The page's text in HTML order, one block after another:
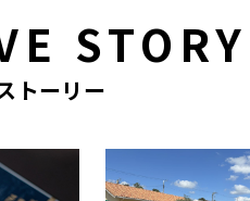
STORY
トーリー